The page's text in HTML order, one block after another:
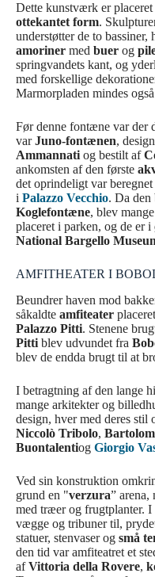
Dette kunstværk er
ottekantet form.
understøtter de to bassiner,
amoriner med buer og
springvandets kant, og
med forskellige
Marmorpladen mindes
Før denne fontæne var der
varJuno-fontænen,
Ammannati og bestilt af
ankomsten af den første
det oprindeligt var
i Palazzo Vecchio. Da den
Koglefontæne, blev
placeret i parken, og de er
National Bargello
AMFITHEATER I
Beundrer haven mod
såkaldte amfiteater
Palazzo Pitti. Stenene
Pitti blev udvundet fra
blev de endda brugt til at
I betragtning af den lange
mange arkitekter og
design, hver med deres stil
Niccolò Tribolo,
Buontalentiog Giorgio
Ved sin konstruktion
grund en "verzura” arena,
med træer og frugtplanter. I
vægge og tribuner til,
statuer, stenvaser og små
den tid var amfiteatret et
afVittoria della Rovere,